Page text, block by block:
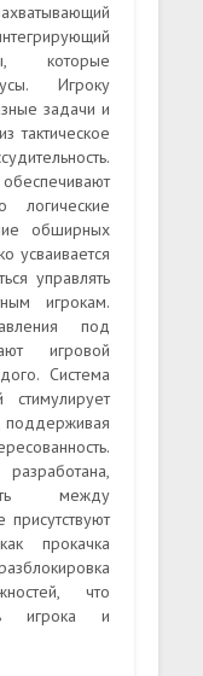
которые
Игроку
задачи и
тактическое
логические
обширных
усваивается
управлять
игрокам.
под
игровой
Система
стимулирует
поддерживая
между
прокачка
что
игрока и